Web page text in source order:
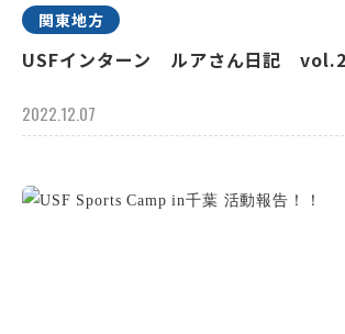
関東地方
USFインターン ルアさん日記 vol.2
2022.12.07